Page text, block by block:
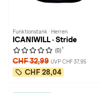
Funktionstank · Herren
ICANIWILL · Stride
(0) 1
CHF 32,99 UVP CHF 37,95
CHF 28,04